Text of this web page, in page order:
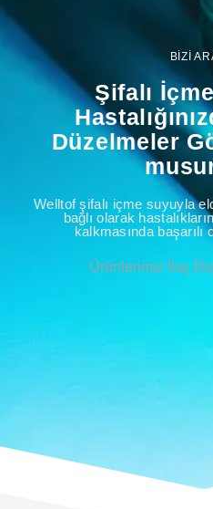
BİZİ
Şifalı
Düzelmeler
Welltof şifalı içme suyuyla
bağlı olarak
kalkmasında
Ürünlerimiz İlaç